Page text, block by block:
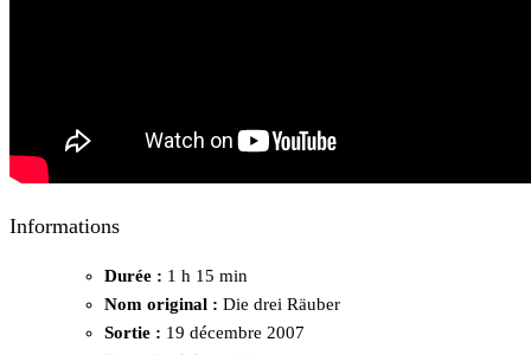
Informations
Durée : 1 h 15 min
Nom original : Die drei Räuber
Sortie : 19 décembre 2007